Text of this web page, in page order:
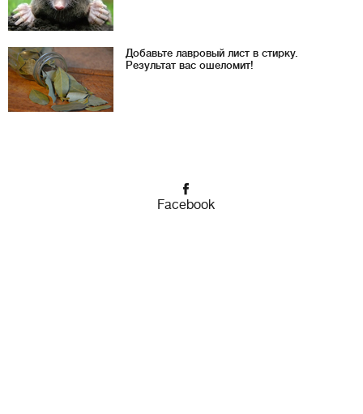
Добавьте лавровый лист в стирку.
Результат вас ошеломит!
Facebook